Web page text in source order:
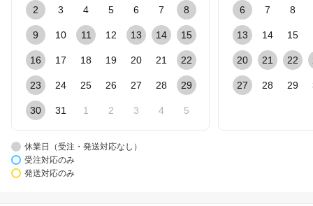
2 3 4 5 6 7 8
9 10 11 12 13 14 15
16 17 18 19 20 21 22
23 24 25 26 27 28 29
30 31 1 2 3 4 5
6 7 8
13 14 15
20 21 22
27 28 29
休業日（受注・発送対応なし）
受注対応のみ
発送対応のみ